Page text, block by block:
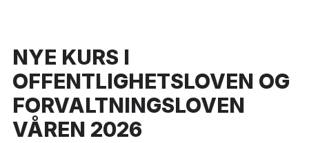
NYE KURS I
OFFENTLIGHETSLOVEN OG
FORVALTNINGSLOVEN
VÅREN 2026